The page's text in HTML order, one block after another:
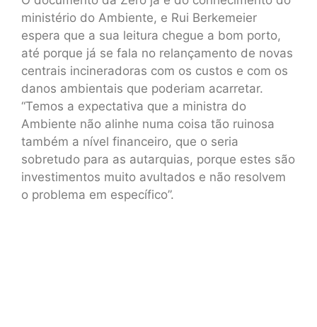
ministério do Ambiente, e Rui Berkemeier
espera que a sua leitura chegue a bom porto,
até porque já se fala no relançamento de novas
centrais incineradoras com os custos e com os
danos ambientais que poderiam acarretar.
“Temos a expectativa que a ministra do
Ambiente não alinhe numa coisa tão ruinosa
também a nível financeiro, que o seria
sobretudo para as autarquias, porque estes são
investimentos muito avultados e não resolvem
o problema em específico”.